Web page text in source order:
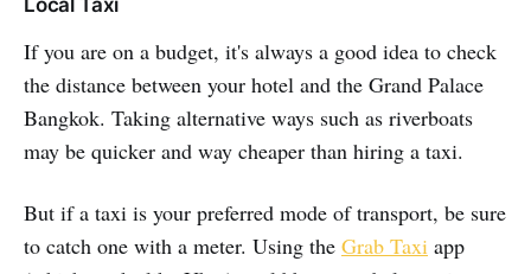
Local Taxi
If you are on a budget, it's always a good idea to check
the distance between your hotel and the Grand Palace
Bangkok. Taking alternative ways such as riverboats
may be quicker and way cheaper than hiring a taxi.
But if a taxi is your preferred mode of transport, be sure
to catch one with a meter. Using the Grab Taxi app